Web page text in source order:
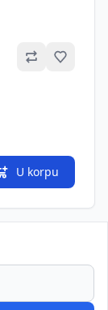
U korpu